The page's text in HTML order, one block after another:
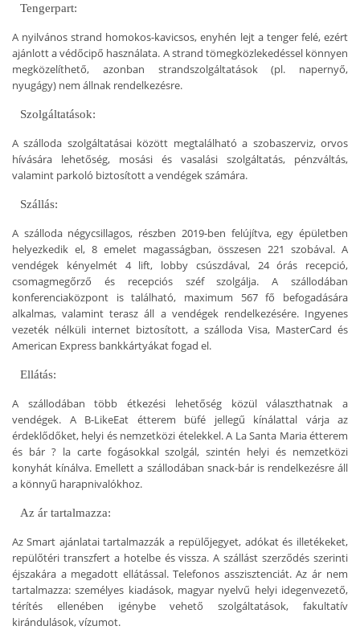
Tengerpart:
A nyilvános strand homokos-kavicsos, enyhén lejt a tenger felé, ezért
ajánlott a védőcipő használata. A strand tömegközlekedéssel könnyen
megközelíthető, azonban strandszolgáltatások (pl. napernyő,
nyugágy) nem állnak rendelkezésre.
Szolgáltatások:
A szálloda szolgáltatásai között megtalálható a szobaszerviz, orvos
hívására lehetőség, mosási és vasalási szolgáltatás, pénzváltás,
valamint parkoló biztosított a vendégek számára.
Szállás:
A szálloda négycsillagos, részben 2019-ben felújítva, egy épületben
helyezkedik el, 8 emelet magasságban, összesen 221 szobával. A
vendégek kényelmét 4 lift, lobby csúszdával, 24 órás recepció,
csomagmegőrző és recepciós széf szolgálja. A szállodában
konferenciaközpont is található, maximum 567 fő befogadására
alkalmas, valamint terasz áll a vendégek rendelkezésére. Ingyenes
vezeték nélküli internet biztosított, a szálloda Visa, MasterCard és
American Express bankkártyákat fogad el.
Ellátás:
A szállodában több étkezési lehetőség közül választhatnak a
vendégek. A B-LikeEat étterem büfé jellegű kínálattal várja az
érdeklődőket, helyi és nemzetközi ételekkel. A La Santa Maria étterem
és bár ? la carte fogásokkal szolgál, szintén helyi és nemzetközi
konyhát kínálva. Emellett a szállodában snack-bár is rendelkezésre áll
a könnyű harapnivalókhoz.
Az ár tartalmazza:
Az Smart ajánlatai tartalmazzák a repülőjegyet, adókat és illetékeket,
repülőtéri transzfert a hotelbe és vissza. A szállást szerződés szerinti
éjszakára a megadott ellátással. Telefonos asszisztenciát. Az ár nem
tartalmazza: személyes kiadások, magyar nyelvű helyi idegenvezető,
térítés ellenében igénybe vehető szolgáltatások, fakultatív
kirándulások, vízumot.